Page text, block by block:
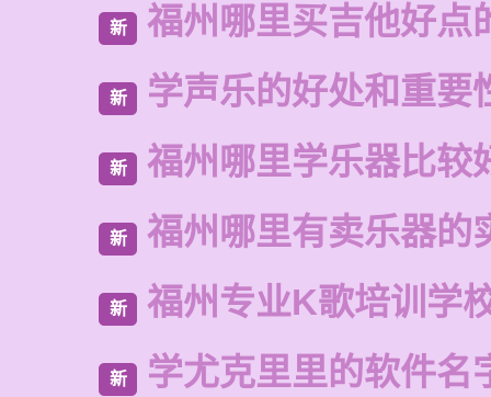
新 福州哪里买吉他好点
新 学声乐的好处和重要
新 福州哪里学乐器比较
新 福州哪里有卖乐器的
新 福州专业K歌培训学
新 学尤克里里的软件名